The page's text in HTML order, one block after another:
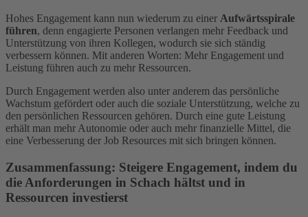
Hohes Engagement kann nun wiederum zu einer Aufwärtsspirale
führen, denn engagierte Personen verlangen mehr Feedback und
Unterstützung von ihren Kollegen, wodurch sie sich ständig
verbessern können. Mit anderen Worten: Mehr Engagement und
Leistung führen auch zu mehr Ressourcen.
Durch Engagement werden also unter anderem das persönliche
Wachstum gefördert oder auch die soziale Unterstützung, welche zu
den persönlichen Ressourcen gehören. Durch eine gute Leistung
erhält man mehr Autonomie oder auch mehr finanzielle Mittel, die
eine Verbesserung der Job Resources mit sich bringen können.
Zusammenfassung: Steigere Engagement, indem du
die Anforderungen in Schach hältst und in
Ressourcen investierst